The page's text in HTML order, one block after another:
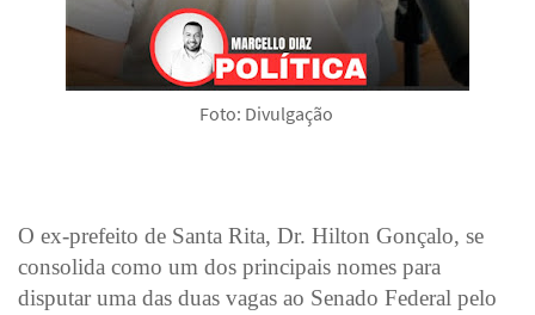
Foto: Divulgação
O ex-prefeito de Santa Rita, Dr. Hilton Gonçalo, se
consolida como um dos principais nomes para
disputar uma das duas vagas ao Senado Federal pelo